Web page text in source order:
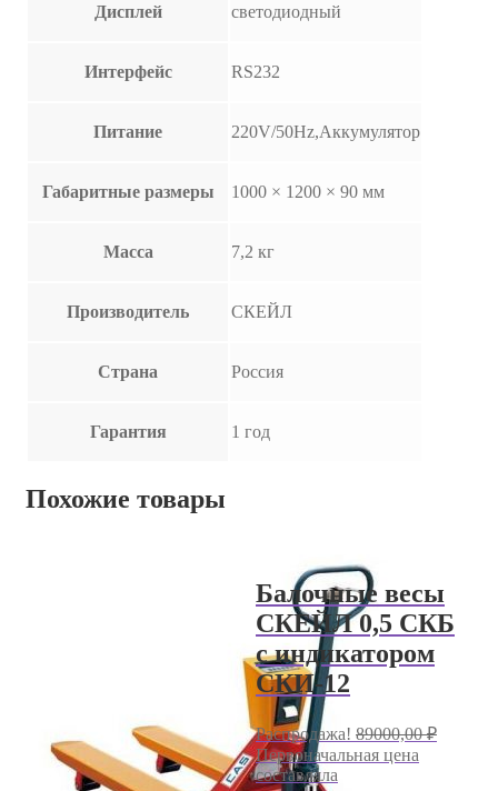
Дисплей светодиодный
Интерфейс RS232
Питание 220V/50Hz,Аккумулятор
Габаритные размеры 1000 × 1200 × 90 мм
Масса 7,2 кг
Производитель СКЕЙЛ
Страна Россия
Гарантия 1 год
Похожие товары
Балочные весы
СКЕЙЛ 0,5 СКБ
с индикатором
СКИ-12
Распродажа! 89000,00₽
Первоначальная цена
составляла